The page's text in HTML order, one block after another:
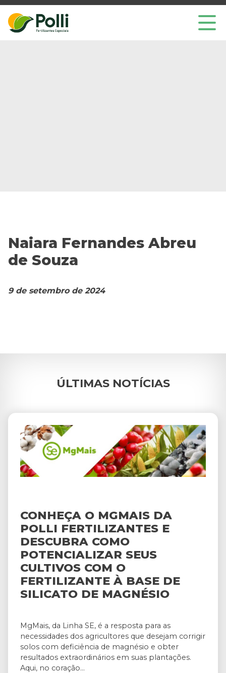
Contato
Naiara Fernandes Abreu
de Souza
9 de setembro de 2024
ÚLTIMAS NOTÍCIAS
CONHEÇA O MGMAIS DA
POLLI FERTILIZANTES E
DESCUBRA COMO
POTENCIALIZAR SEUS
CULTIVOS COM O
FERTILIZANTE À BASE DE
SILICATO DE MAGNÉSIO
MgMais, da Linha SE, é a resposta para as
necessidades dos agricultores que desejam corrigir
solos com deficiência de magnésio e obter
resultados extraordinários em suas plantações.
Aqui, no coração...